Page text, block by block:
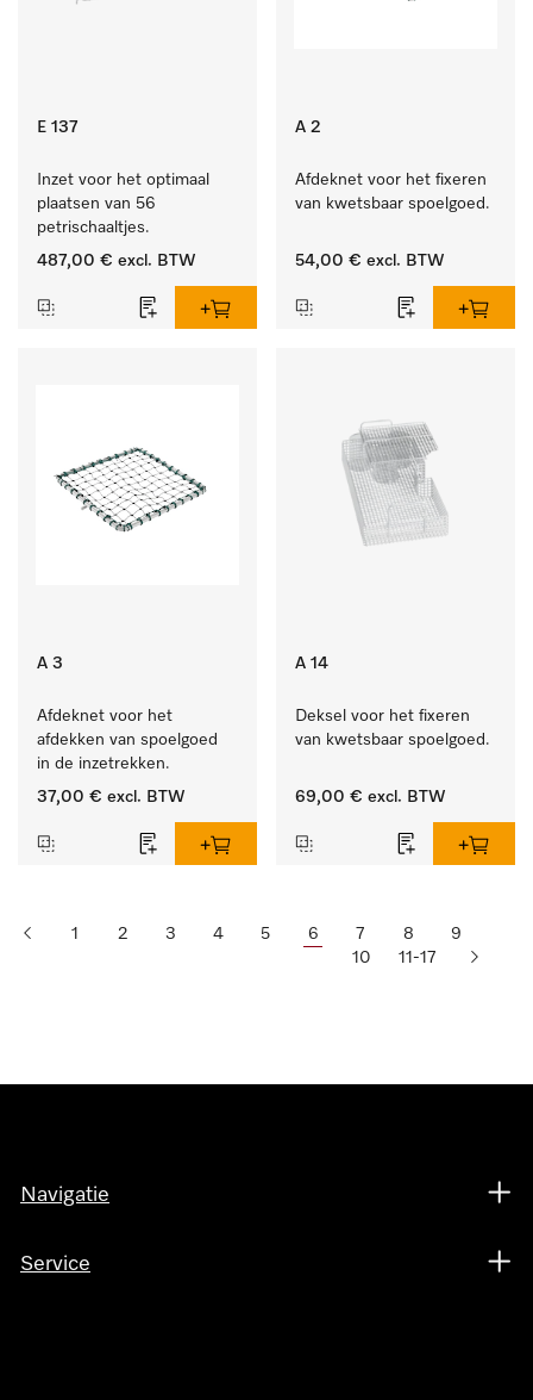
E 137
Inzet voor het optimaal
plaatsen van 56
petrischaaltjes.
487,00 € excl. BTW
A 2
Afdeknet voor het fixeren
van kwetsbaar spoelgoed.
54,00 € excl. BTW
A 3
Afdeknet voor het
afdekken van spoelgoed
in de inzetrekken.
37,00 € excl. BTW
A 14
Deksel voor het fixeren
van kwetsbaar spoelgoed.
69,00 € excl. BTW
1 2 3 4 5 6 7 8
9
10
11-17
Navigatie
Service